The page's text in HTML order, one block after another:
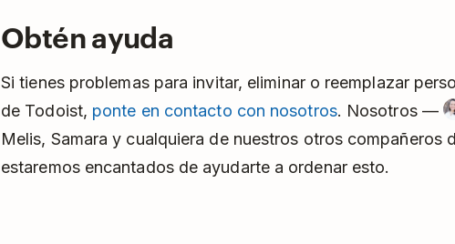
Obtén ayuda
Si tienes problemas para invitar, eliminar o reemplazar
de Todoist, ponte en contacto con nosotros. Nosotros —
Melis, Samara y cualquiera de nuestros otros compañeros
estaremos encantados de ayudarte a ordenar esto.